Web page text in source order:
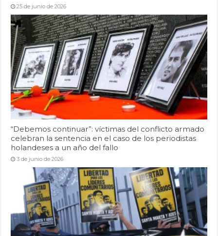
25 de junio de 2026
“Debemos continuar”: víctimas del conflicto armado
celebran la sentencia en el caso de los periodistas
holandeses a un año del fallo
3 de junio de 2026